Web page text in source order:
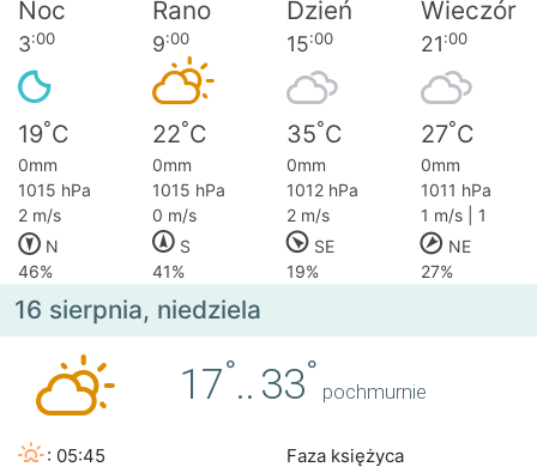
Noc Rano Dzień Wieczór
3:00 9:00 15:00 21:00
19°C 22°C 35°C 27°C
0mm 0mm 0mm
0mm
1015 hPa
1015 hPa 1012 hPa
1011 hPa
2 m/s
0 m/s 2 m/s
1 m/s | 1
N
S SE
NE
46%
41% 19% 27%
16 sierpnia, niedziela
17°.. 33°
pochmurnie
: 05:45
Faza księżyca